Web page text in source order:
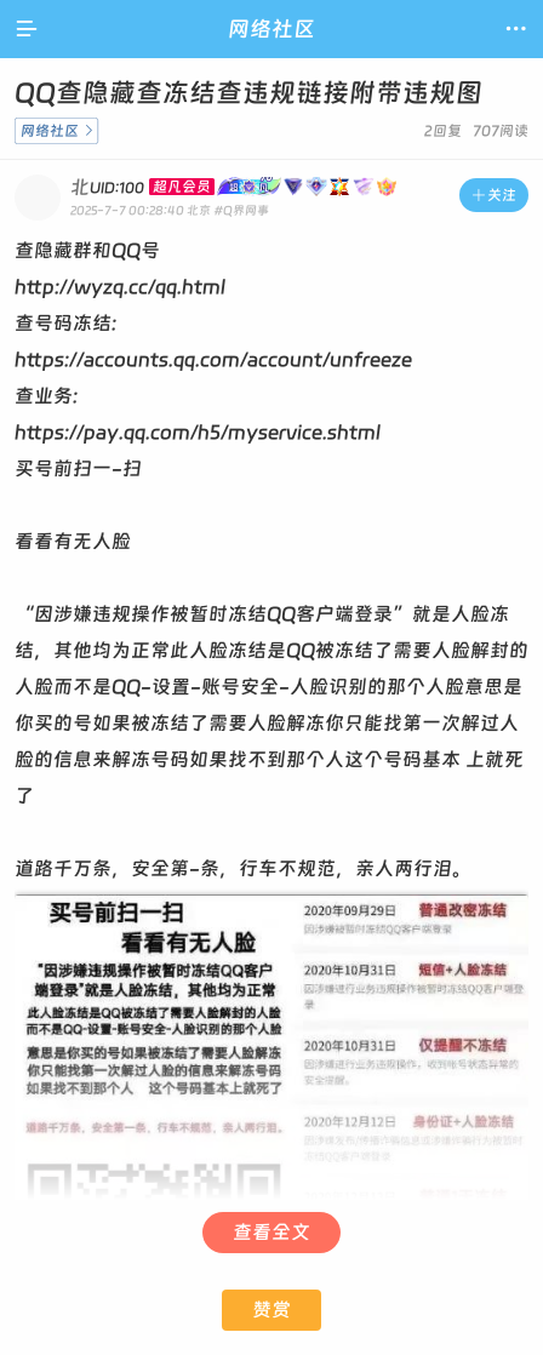
 网络社区 
QQ查隐藏查冻结查违规链接附带违规图
2回复 707阅读
网络社区 
 关注
北UID:100 超凡会员
2025-7-7 00:28:40 北京 #Q界网事
查隐藏群和QQ号
http://wyzq.cc/qq.html
查号码冻结:
https://accounts.qq.com/account/unfreeze
查业务:
https://pay.qq.com/h5/myservice.shtml
买号前扫一-扫
看看有无人脸
“因涉嫌违规操作被暂时冻结QQ客户端登录”就是人脸冻
结，其他均为正常此人脸冻结是QQ被冻结了需要人脸解封的
人脸而不是QQ-设置-账号安全-人脸识别的那个人脸意思是
你买的号如果被冻结了需要人脸解冻你只能找第一次解过人
脸的信息来解冻号码如果找不到那个人这个号码基本 上就死
了
道路千万条，安全第-条，行车不规范，亲人两行泪。
查看全文
赞赏